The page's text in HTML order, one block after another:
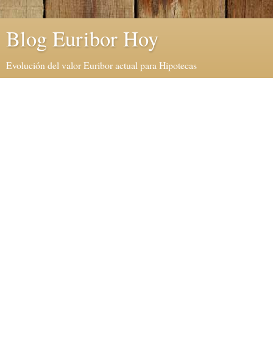
Blog Euribor Hoy
Evolución del valor Euribor actual para Hipotecas